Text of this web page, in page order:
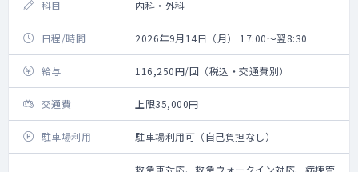
科目 内科・外科
日程/時間 2026年9月14日（月） 17:00～翌8:30
給与 116,250円/回（税込・交通費別）
交通費 上限35,000円
駐車場利用 駐車場利用可（自己負担なし）
救急車対応、救急ウォークイン対応、病棟管